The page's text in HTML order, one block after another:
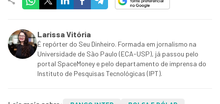
Larissa Vitória
É repórter do Seu Dinheiro. Formada em jornalismo na
Universidade de São Paulo (ECA-USP), já passou pelo
portal SpaceMoney e pelo departamento de imprensa do
Instituto de Pesquisas Tecnológicas (IPT).